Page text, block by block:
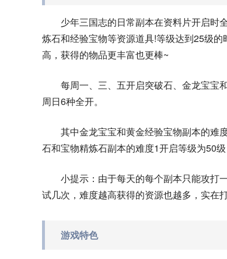
少年三国志的日常副本在资料片开启时
炼石和经验宝物等资源道具!等级达到25级
高，获得的物品更丰富也更棒~
每周一、三、五开启突破石、金龙宝宝
周日6种全开。
其中金龙宝宝和黄金经验宝物副本的难
石和宝物精炼石副本的难度1开启等级为50
小提示：由于每天的每个副本只能攻打
试几次，难度越高获得的资源也越多，实在
游戏特色